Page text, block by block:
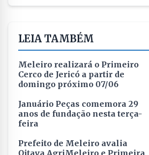
LEIA TAMBÉM
Meleiro realizará o Primeiro
Cerco de Jericó a partir de
domingo próximo 07/06
Januário Peças comemora 29
anos de fundação nesta terça-
feira
Prefeito de Meleiro avalia
Oitava AgriMeleiro e Primeira